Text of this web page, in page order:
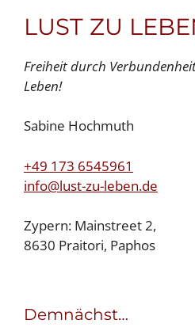
LUST ZU
Freiheit durch
Leben!
Sabine Hochmuth
+49 173 6545961
info@lust-zu-leben.de
Zypern: Mainstreet 2,
8630 Praitori, Paphos
Demnächst…